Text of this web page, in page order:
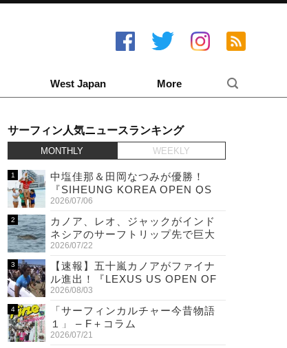
West Japan More
サーフィン人気ニュースランキング
MONTHLY WEEKLY
中塩佳那＆田岡なつみが優勝！
『SIHEUNG KOREA OPEN QS
6,000 & LQS』
2026/07/06
カノア、レオ、ジャックがインド
ネシアのサーフトリップ先で巨大
ワニと遭遇！
2026/07/22
【速報】五十嵐カノアがファイナ
ル進出！『LEXUS US OPEN OF
SURFING』
2026/08/03
「サーフィンカルチャー今昔物語
１」 – F＋コラム
2026/07/21